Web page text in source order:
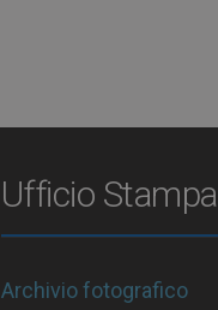
Ufficio Stampa
Archivio fotografico